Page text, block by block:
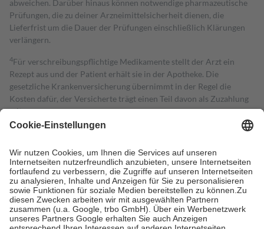
abweichen. Darüber hinaus können notwendige pharmazeutische
Prüfungen, die zu deiner Arzneimittelsicherheit dienen, die
Lieferfrist um die Dauer der Prüfungen einschließlich Klärungen
verlängern.
4Für verschreibungspflichtige Medikamente stellt der Arzt ein
Rezept aus und der Patient erhält sie in der Apotheke. Die
gesetzliche Krankenversicherung übernimmt in der Regel die
Kosten dafür, der Versicherte trägt einen Teil davon als Zuzahlung
mit.
Grundsätzlich leisten Mitglieder Zuzahlungen in Höhe von zehn
höchstens zehn Euro.
Es sind jedoch nie mehr als die tatsächlichen
Kosten der Leistung zu entrichten.
Diese Regeln gelten grundsätzlich auch für Online-Apotheken.
Bei Heilmitteln und häuslicher Krankenpflege beträgt die
Zuzahlung zehn Prozent der Kosten sowie zehn Euro je
Verordnung.
Um das Engagement der Versicherten für ihre eigene Gesundheit zu